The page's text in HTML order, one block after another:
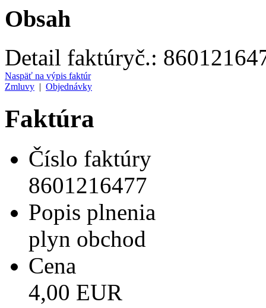
Obsah
Detail faktúryč.:
Naspäť na výpis faktúr
Zmluvy | Objednávky
Faktúra
Číslo faktúry
8601216477
Popis plnenia
plyn obchod
Cena
4,00 EUR